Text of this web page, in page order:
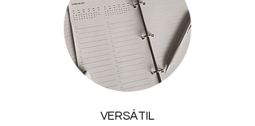
VERSÁTIL